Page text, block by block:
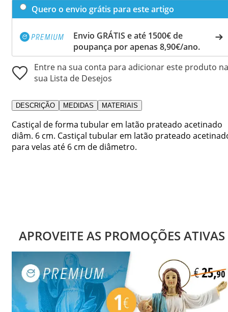
Quero o envio grátis para este artigo
Envio GRÁTIS e até 1500€ de
poupança por apenas 8,90€/ano.
Entre na sua conta para adicionar este produto na
sua Lista de Desejos
DESCRIÇÃO MEDIDAS MATERIAIS
Castiçal de forma tubular em latão prateado acetinado
diâm. 6 cm. Castiçal tubular em latão prateado
para velas até 6 cm de diâmetro.
APROVEITE AS PROMOÇÕES ATIVAS